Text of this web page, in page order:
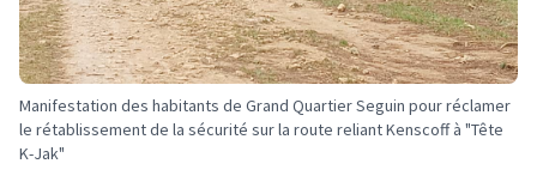
Manifestation des habitants de Grand Quartier Seguin pour réclamer
le rétablissement de la sécurité sur la route reliant Kenscoff à "Tête
K-Jak"